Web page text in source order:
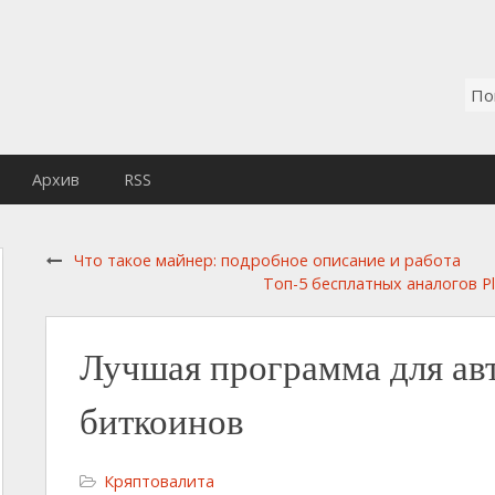
Архив RSS
Что такое майнер: подробное описание и работа
Топ-5 бесплатных аналогов
Лучшая программа для
биткоинов
Кряптовалита